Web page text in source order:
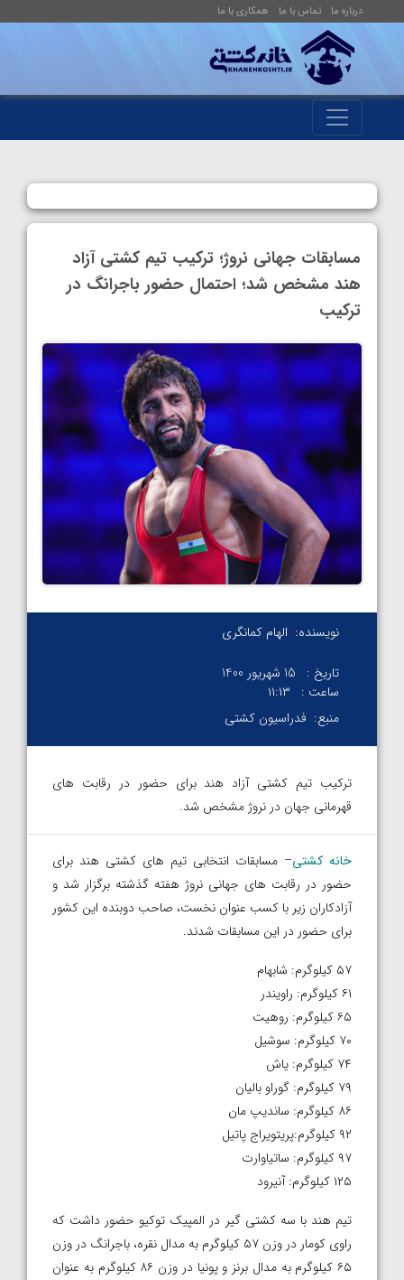
درباره ما تماس با ما همکاری با ما
مسابقات جهانی نروژ؛ ترکیب تیم کشتی آزاد
هند مشخص شد؛ احتمال حضور باجرانگ در
ترکیب
نویسنده: الهام کمانگری
تاریخ :
15 شهریور 1400
ساعت :
۱۱:۱۳
منبع: فدراسیون کشتی
ترکیب تیم کشتی آزاد هند برای حضور در رقابت های
قهرمانی جهان در نروژ مشخص شد.
خانه کشتی– مسابقات انتخابی تیم های کشتی هند برای
حضور در رقابت های جهانی نروژ هفته گذشته برگزار شد و
آزادکاران زیر با کسب عنوان نخست، صاحب دوبنده این کشور
برای حضور در این مسابقات شدند.
۵۷ کیلوگرم: شابهام
۶۱ کیلوگرم: راویندر
۶۵ کیلوگرم: روهیت
۷۰ کیلوگرم: سوشیل
۷۴ کیلوگرم: یاش
۷۹ کیلوگرم: گوراو بالیان
۸۶ کیلوگرم: ساندیپ مان
۹۲ کیلوگرم:پریتویراج پاتیل
۹۷ کیلوگرم: ساتیاوارت
۱۲۵ کیلوگرم: آنیرود
تیم هند با سه کشتی گیر در المپیک توکیو حضور داشت که
راوی کومار در وزن ۵۷ کیلوگرم به مدال نقره، باجرانگ در وزن
۶۵ کیلوگرم به مدال برنز و پونیا در وزن ۸۶ کیلوگرم به عنوان